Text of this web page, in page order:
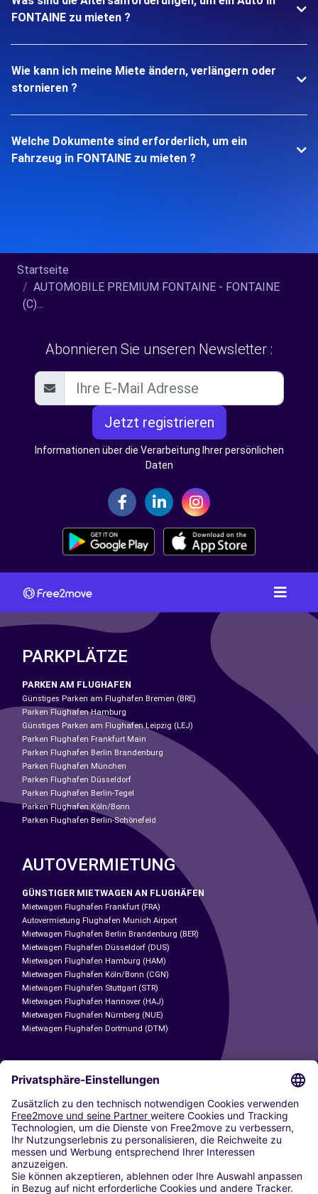
FONTAINE zu mieten ?
Wie kann ich meine Miete ändern, verlängern oder
stornieren ?
Welche Dokumente sind erforderlich, um ein
Fahrzeug in FONTAINE zu mieten ?
Startseite
AUTOMOBILE PREMIUM FONTAINE - FONTAINE
(C)...
Abonnieren Sie unseren Newsletter :
Jetzt registrieren
Informationen über die Verarbeitung Ihrer persönlichen
Daten
PARKPLÄTZE
PARKEN AM FLUGHAFEN
Günstiges Parken am Flughafen Bremen (BRE)
Parken Flughafen Hamburg
Günstiges Parken am Flughafen Leipzig (LEJ)
Parken Flughafen Frankfurt Main
Parken Flughafen Berlin Brandenburg
Parken Flughafen München
Parken Flughafen Düsseldorf
Parken Flughafen Berlin-Tegel
Parken Flughafen Köln/Bonn
Parken Flughafen Berlin-Schönefeld
AUTOVERMIETUNG
GÜNSTIGER MIETWAGEN AN FLUGHÄFEN
Mietwagen Flughafen Frankfurt (FRA)
Autovermietung Flughafen Munich Airport
Mietwagen Flughafen Berlin Brandenburg (BER)
Mietwagen Flughafen Düsseldorf (DUS)
Mietwagen Flughafen Hamburg (HAM)
Mietwagen Flughafen Köln/Bonn (CGN)
Mietwagen Flughafen Stuttgart (STR)
Mietwagen Flughafen Hannover (HAJ)
Mietwagen Flughafen Nürnberg (NUE)
Mietwagen Flughafen Dortmund (DTM)
CARSHARING
UNSERE STÄDTE
Paris
Madrid
Washington DC
Mailand
Rom
Turin